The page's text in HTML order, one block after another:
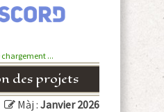
...
des projets
Màj : Janvier 2026